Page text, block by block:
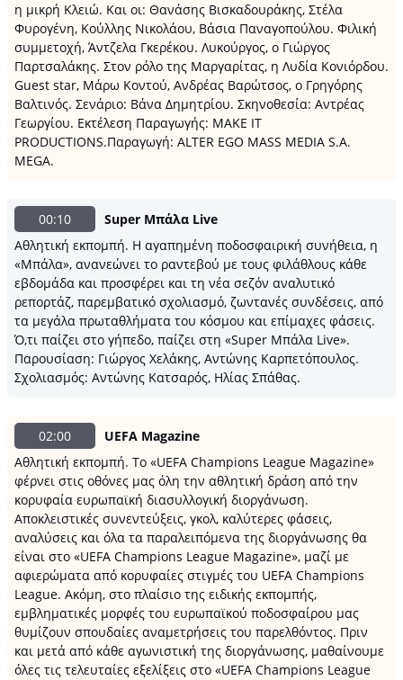
η μικρή Κλειώ. Και οι: Θανάσης Βισκαδουράκης, Στέλα
Φυρογένη, Κούλλης Νικολάου, Βάσια Παναγοπούλου. Φιλική
συμμετοχή, Άντζελα Γκερέκου. Λυκούργος, ο Γιώργος
Παρτσαλάκης. Στον ρόλο της Μαργαρίτας, η Λυδία Κονιόρδου.
Guest star, Μάρω Κοντού, Ανδρέας Βαρώτσος, ο Γρηγόρης
Βαλτινός. Σενάριο: Βάνα Δημητρίου. Σκηνοθεσία: Αντρέας
Γεωργίου. Εκτέλεση Παραγωγής: MAKE IT
PRODUCTIONS.Παραγωγή: ALTER EGO MASS MEDIA S.A.
MEGA.
00:10
Super Μπάλα Live
Αθλητική εκπομπή. Η αγαπημένη ποδοσφαιρική συνήθεια, η
«Μπάλα», ανανεώνει το ραντεβού με τους φιλάθλους κάθε
εβδομάδα και προσφέρει και τη νέα σεζόν αναλυτικό
ρεπορτάζ, παρεμβατικό σχολιασμό, ζωντανές συνδέσεις, από
τα μεγάλα πρωταθλήματα του κόσμου και επίμαχες φάσεις.
Ό,τι παίζει στο γήπεδο, παίζει στη «Super Μπάλα Live».
Παρουσίαση: Γιώργος Χελάκης, Αντώνης Καρπετόπουλος.
Σχολιασμός: Αντώνης Κατσαρός, Ηλίας Σπάθας.
02:00
UEFA Magazine
Αθλητική εκπομπή. Το «UEFA Champions League Magazine»
φέρνει στις οθόνες μας όλη την αθλητική δράση από την
κορυφαία ευρωπαϊκή διασυλλογική διοργάνωση.
Αποκλειστικές συνεντεύξεις, γκολ, καλύτερες φάσεις,
αναλύσεις και όλα τα παραλειπόμενα της διοργάνωσης θα
είναι στο «UEFA Champions League Magazine», μαζί με
αφιερώματα από κορυφαίες στιγμές του UEFA Champions
League. Ακόμη, στο πλαίσιο της ειδικής εκπομπής,
εμβληματικές μορφές του ευρωπαϊκού ποδοσφαίρου μας
θυμίζουν σπουδαίες αναμετρήσεις του παρελθόντος. Πριν
και μετά από κάθε αγωνιστική της διοργάνωσης, μαθαίνουμε
όλες τις τελευταίες εξελίξεις στο «UEFA Champions League